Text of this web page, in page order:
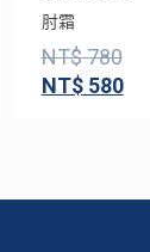
肘霜
NT$780
NT$580